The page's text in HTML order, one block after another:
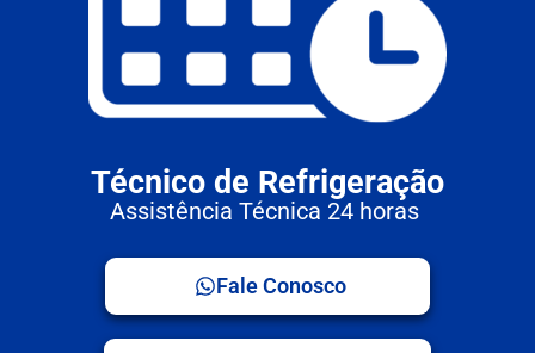
Técnico de Refrigeração
Assistência Técnica 24 horas
Fale Conosco